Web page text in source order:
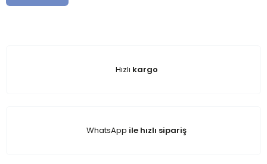
Hızlı kargo
WhatsApp ile hızlı sipariş